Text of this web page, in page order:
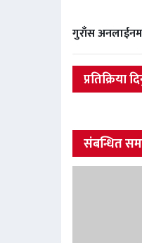
गुराँस
प्रतिक्रिया
संबन्धित